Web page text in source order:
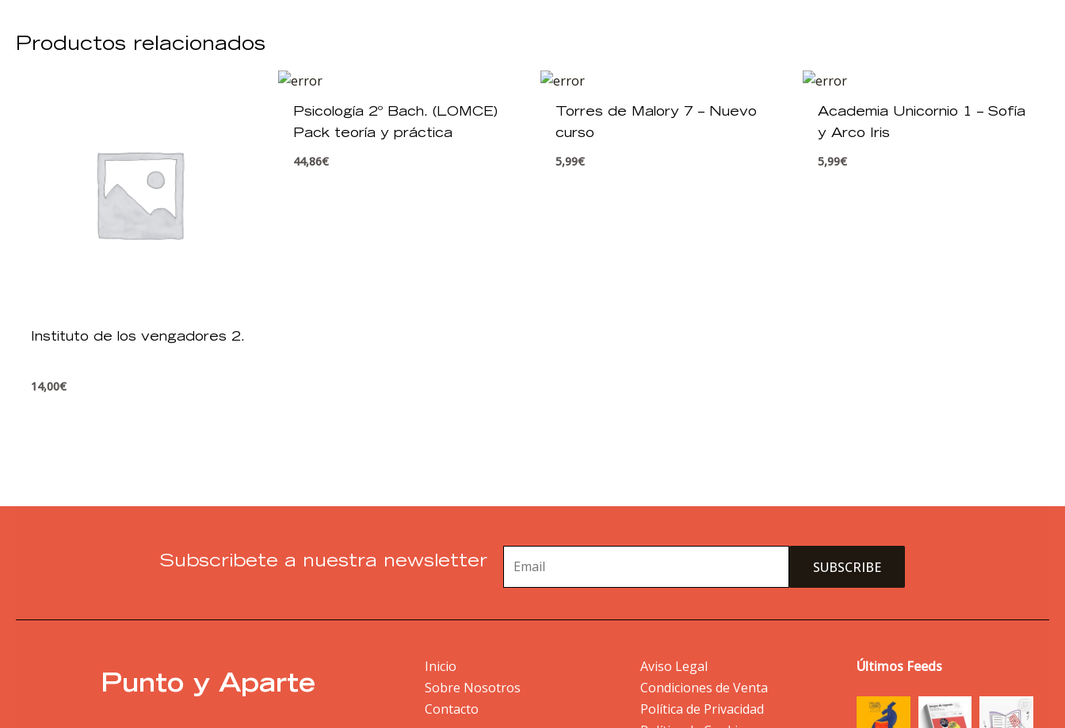
Productos relacionados
Instituto de los vengadores 2.
14,00€
Psicología 2º Bach. (LOMCE)
Pack teoría y práctica
44,86€
Torres de Malory 7 – Nuevo
curso
5,99€
Academia Unicornio 1 – Sofía
y Arco Iris
5,99€
Subscribete a nuestra newsletter
Punto y Aparte
Inicio
Sobre Nosotros
Contacto
Aviso Legal
Condiciones de Venta
Política de Privacidad
Últimos Feeds